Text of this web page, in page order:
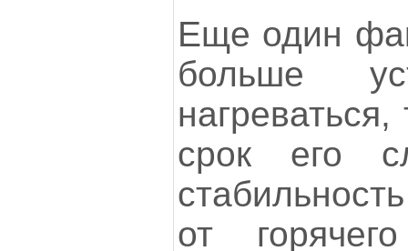
Еще один
больше
срок его
от